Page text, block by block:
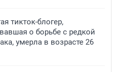
тикток-блогер,
о борьбе с редкой
умерла в возрасте 26